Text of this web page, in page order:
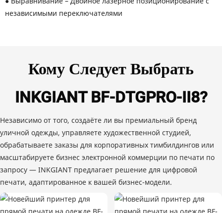
независимыми переключателями
Кому Следует Выбрать
INKGIANT BF-DTGPRO-II8?
Независимо от того, создаёте ли вы премиальный бренд
уличной одежды, управляете художественной студией,
обрабатываете заказы для корпоративных тимбилдингов или
масштабируете бизнес электронной коммерции по печати по
запросу — INKGIANT предлагает решение для цифровой
печати, адаптированное к вашей бизнес-модели.